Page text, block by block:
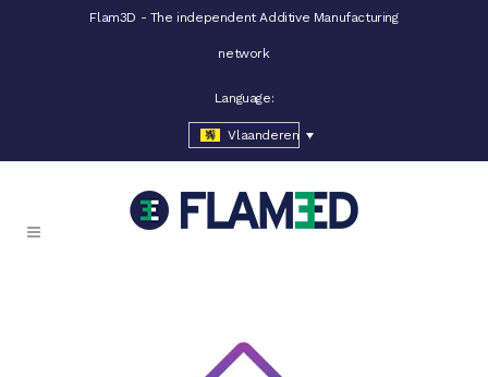
Flam3D - The independent Additive Manufacturing
network
Language:
Vlaanderen